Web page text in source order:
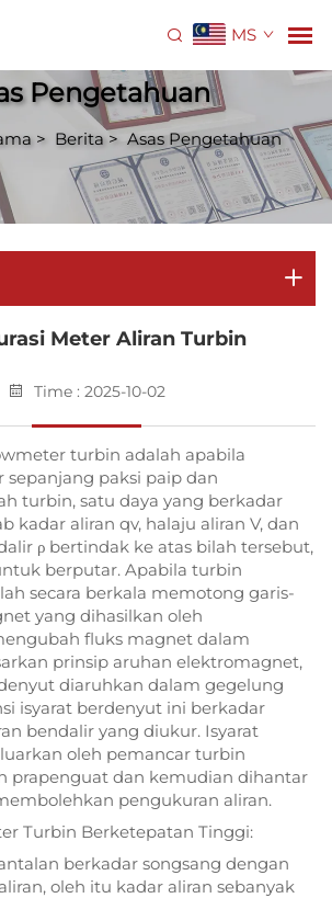
MS
Pengetahuan
> Berita> Asas Pengetahuan
Meter Aliran Turbin
Time : 2025-10-02
turbin adalah apabila
paksi paip dan
turbin, satu daya yang berkadar
kadar aliran qv, halaju aliran V, dan
ρ bertindak ke atas bilah tersebut,
berputar. Apabila turbin
secara berkala memotong garis-
yang dihasilkan oleh
fluks magnet dalam
prinsip aruhan elektromagnet,
diaruhkan dalam gegelung
isyarat berdenyut ini berkadar
bendalir yang diukur. Isyarat
oleh pemancar turbin
prapenguat dan kemudian dihantar
pengukuran aliran.
Turbin Berketepatan Tinggi:
berkadar songsang dengan
oleh itu kadar aliran sebanyak